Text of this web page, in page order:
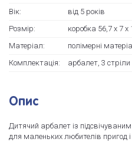
Вік:
вiд 5 рокiв
Розмір:
коробка 56,7 х 7
Матеріал:
полімерні
Комплектація:
арбалет, 3
Опис
Дитячий арбалет із
для маленьких любителів пригод